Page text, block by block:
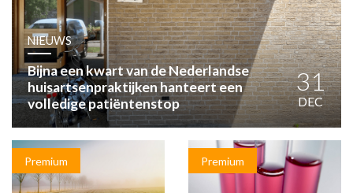
NIEUWS
Bijna een kwart van de Nederlandse
huisartsenpraktijken hanteert een
volledige patiëntenstop
31
DEC
Premium Premium